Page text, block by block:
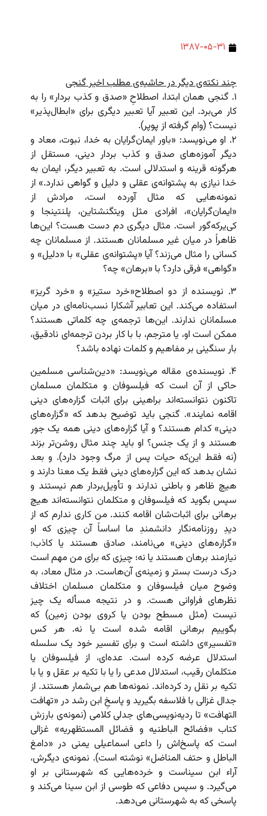
۱۳۸۷-۰۵-۳۱
چند نکته‌ی دیگر در حاشیه‌ی مطلب اخیر گنجی
۱. گنجی همان ابتدا، اصطلاحِ «صدق و کذب‌ بردار» را به
کار می‌برد. این تعبیر آیا تعبیر دیگری برای «ابطال‌پذیر»
نیست؟ (وام گرفته از پوپر).
۲. او می‌نویسد: «باور ایمان‌گرایان به خدا، نبوت، معاد و
دیگر آموزه‌های صدق و کذب بردار دینی، مستقل از
هرگونه قرینه و استدلالی است. به تعبیر دیگر، ایمان به
خدا نیازی به پشتوانه‌ی عقلی و دلیل و گواهی ندارد.» از
نمونه‌هایی که مثال آورده است، مرادش از
«ایمان‌گرایان»، افرادی مثل ویتگنشتاین، پلنتینجا و
کی‌یرکه‌گور است. مثال دیگری دم دست هست؟ این‌ها
ظاهراً در میان غیر مسلمانان هستند. از مسلمانان چه
کسانی را مثال می‌زند؟ آیا «پشتوانه‌ی عقلی» با «دلیل» و
«گواهی» فرقی دارد؟ با «برهان» چه؟
۳. نویسنده از دو اصطلاح«خرد ستیز» و «خرد گریز»
استفاده می‌کند. این تعابیر آشکارا نسب‌نامه‌ای در میان
مسلمانان ندارند. این‌ها ترجمه‌ی چه کلماتی هستند؟
ممکن است او، یا مترجم، با با کار بردن ترجمه‌ای نادقیق،
بار سنگینی بر مفاهیم و کلمات نهاده باشد؟
۴. نویسنده‌ی مقاله می‌نویسد: «دین‌شناسی مسلمین
حاکی از آن است که فیلسوفان و متکلمان مسلمان
تاکنون نتوانسته‌اند براهینی برای اثبات گزاره‌های دینی
اقامه نمایند». گنجی باید توضیح بدهد که «گزاره‌های
دینی» کدام هستند؟ و آیا گزاره‌های دینی همه یک جور
هستند و از یک جنس؟ او باید چند مثال روشن‌تر بزند
(نه فقط این‌که حیات پس از مرگ وجود دارد). و بعد
نشان بدهد که این گزاره‌های دینی فقط یک معنا دارند و
هیچ ظاهر و باطنی ندارند و تأویل‌بردار هم نیستند و
سپس بگوید که فیلسوفان و متکلمان نتوانسته‌اند هیچ
برهانی برای اثبات‌شان اقامه کنند. من کاری ندارم که از
دیدِ روزنامه‌نگار دانشمندِ ما اساساً آن چیزی که او
«گزاره‌های دینی» می‌نامند، صادق هستند یا کاذب؛
نیازمند برهان هستند یا نه؛ چیزی که برای من مهم است
درک درست بستر و زمینه‌ی آن‌هاست. در مثال معاد، به
وضوح میان فیلسوفان و متکلمان مسلمان اختلاف
نظرهای فراوانی هست. و در نتیجه مسأله یک چیز
نیست (مثل مسطح بودن یا کروی بودن زمین) که
بگوییم برهانی اقامه شده است یا نه. هر کس
«تفسیر»ی داشته است و برای تفسیر خود یک سلسله
استدلال عرضه کرده است. عده‌ای، از فیلسوفان یا
متکلمان رقیب، استدلال مدعی را یا با تکیه بر عقل و یا با
تکیه بر نقل رد کرده‌اند. نمونه‌ها هم بی‌شمار هستند. از
جدال غزالی با فلاسفه بگیرید و پاسخِ ابن رشد در «تهافت
التهافت» تا ردیه‌نویسی‌های جدلی کلامی (نمونه‌ی بارزش
کتاب «فضائح الباطنیه و فضائل المستظهریه» غزالی
است که پاسخ‌‌اش را داعی اسماعیلی یمنی در «دامغ
الباطل و حتف المناضل» نوشته است). نمونه‌ی دیگرش،
آراء ابن سیناست و خرده‌هایی که شهرستانی بر او
می‌گیرد. و سپس دفاعی که طوسی از ابن سینا می‌کند و
پاسخی که به شهرستانی می‌دهد.